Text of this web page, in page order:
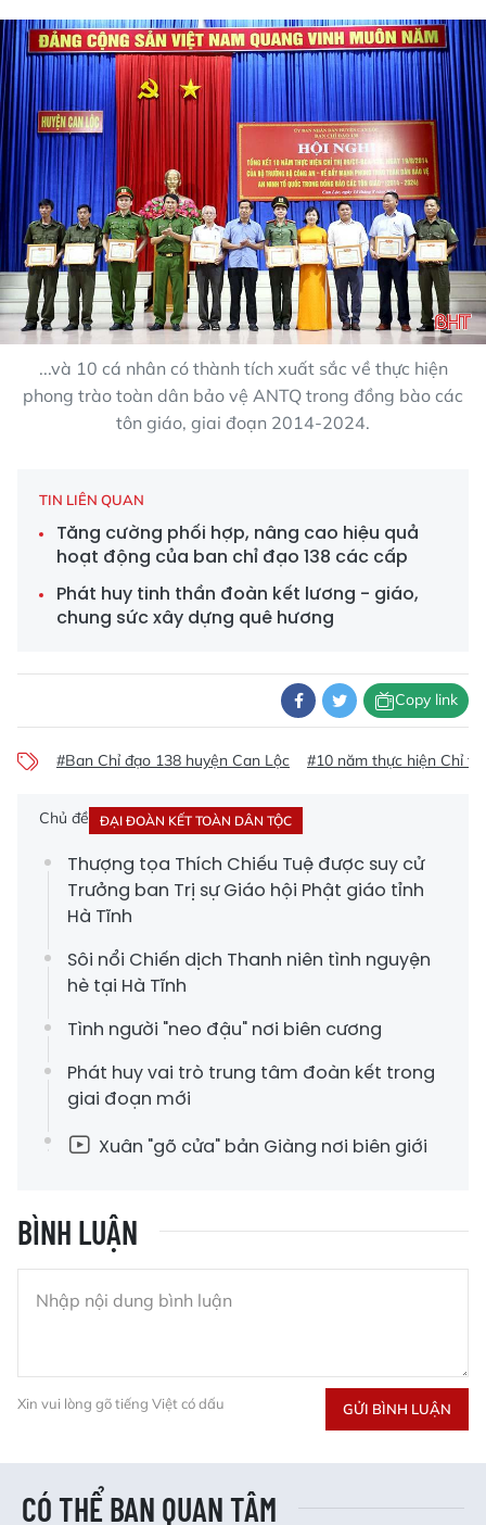
...và 10 cá nhân có thành tích xuất sắc về thực hiện
phong trào toàn dân bảo vệ ANTQ trong đồng bào các
tôn giáo, giai đoạn 2014-2024.
TIN LIÊN QUAN
Tăng cường phối hợp, nâng cao hiệu quả
hoạt động của ban chỉ đạo 138 các cấp
Phát huy tinh thần đoàn kết lương - giáo,
chung sức xây dựng quê hương
Copy link
#Ban Chỉ đạo 138 huyện Can Lộc #10 năm thực hiện Chỉ
Chủ đề ĐẠI ĐOÀN KẾT TOÀN DÂN TỘC
Thượng tọa Thích Chiếu Tuệ được suy cử
Trưởng ban Trị sự Giáo hội Phật giáo tỉnh
Hà Tĩnh
Sôi nổi Chiến dịch Thanh niên tình nguyện
hè tại Hà Tĩnh
Tình người "neo đậu" nơi biên cương
Phát huy vai trò trung tâm đoàn kết trong
giai đoạn mới
Xuân "gõ cửa" bản Giàng nơi biên giới
BÌNH LUẬN
Xin vui lòng gõ tiếng Việt có dấu GỬI BÌNH LUẬN
CÓ THỂ BẠN QUAN TÂM